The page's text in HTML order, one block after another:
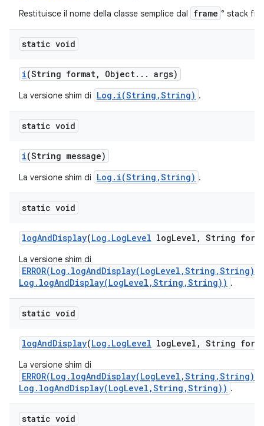
Restituisce il nome della classe semplice dal frame ° stack
static void
i(String format, Object. . . args)
La versione shim di Log.i(String,String) .
static void
i(String message)
La versione shim di Log.i(String,String) .
static void
logAndDisplay(Log . LogLevel logLevel , String
La versione shim di
Log.logAndDisplay(LogLevel,String,String)) .
static void
logAndDisplay(Log . LogLevel logLevel , String
La versione shim di
Log.logAndDisplay(LogLevel,String,String)) .
static void